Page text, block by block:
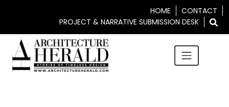
HOME
CONTACT
PROJECT & NARRATIVE SUBMISSION DESK